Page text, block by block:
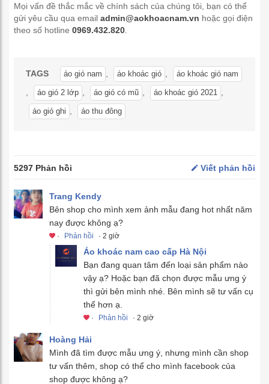
Mọi vấn đề thắc mắc về chính sách của chúng tôi, bạn có thể
gửi yêu cầu qua email admin@aokhoacnam.vn hoặc gọi điện
theo số hotline 0969.432.820
TAGS áo gió nam áo khoác gió áo khoác gió nam
áo gió 2 lớp áo gió có mũ áo khoác gió 2021
áo gió ghi áo thu đông
5297 Phản hồi Viết phản hồi
Trang Kendy
Bên shop cho mình xem ảnh mẫu đang hot nhất năm
nay được không ạ?
· Phản hồi · 2 giờ
Áo khoác nam cao cấp Hà Nội
Bạn đang quan tâm đến loại sản phẩm nào
vậy ạ? Hoặc bạn đã chọn được mẫu ưng ý
thì gửi bên mình nhé. Bên mình sẽ tư vấn cụ
thể hơn ạ.
· Phản hồi · 2 giờ
Hoàng Hải
Mình đã tìm được mẫu ưng ý, nhưng mình cần shop
tư vấn thêm, shop có thể cho mình facebook của
shop được không ạ?